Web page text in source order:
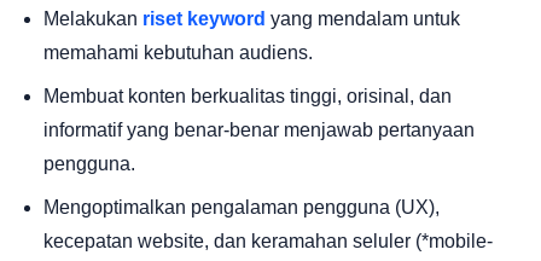
Melakukan riset keyword yang mendalam untuk
memahami kebutuhan audiens.
Membuat konten berkualitas tinggi, orisinal, dan
informatif yang benar-benar menjawab pertanyaan
pengguna.
Mengoptimalkan pengalaman pengguna (UX),
kecepatan website, dan keramahan seluler (*mobile-